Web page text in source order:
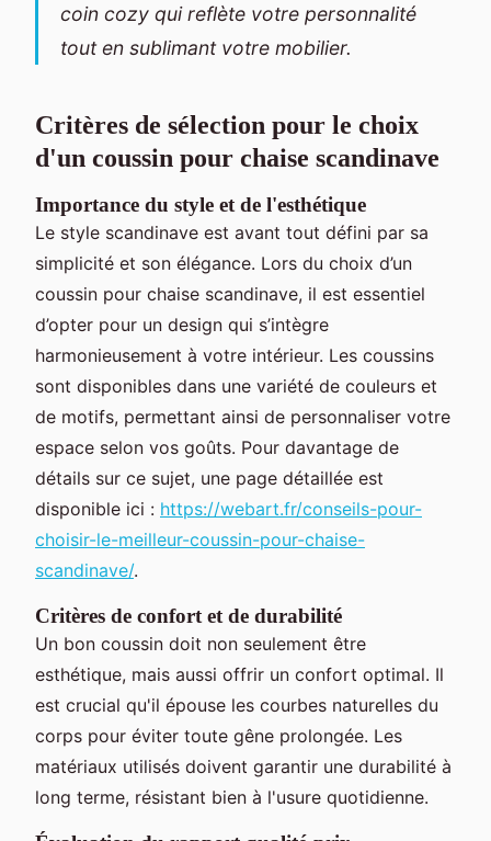
coin cozy qui reflète votre personnalité
tout en sublimant votre mobilier.
Critères de sélection pour le choix
d'un coussin pour chaise scandinave
Importance du style et de l'esthétique
Le style scandinave est avant tout défini par sa
simplicité et son élégance. Lors du choix d’un
coussin pour chaise scandinave, il est essentiel
d’opter pour un design qui s’intègre
harmonieusement à votre intérieur. Les coussins
sont disponibles dans une variété de couleurs et
de motifs, permettant ainsi de personnaliser votre
espace selon vos goûts. Pour davantage de
détails sur ce sujet, une page détaillée est
disponible ici : https://webart.fr/conseils-pour-
choisir-le-meilleur-coussin-pour-chaise-
scandinave/.
Critères de confort et de durabilité
Un bon coussin doit non seulement être
esthétique, mais aussi offrir un confort optimal. Il
est crucial qu'il épouse les courbes naturelles du
corps pour éviter toute gêne prolongée. Les
matériaux utilisés doivent garantir une durabilité à
long terme, résistant bien à l'usure quotidienne.